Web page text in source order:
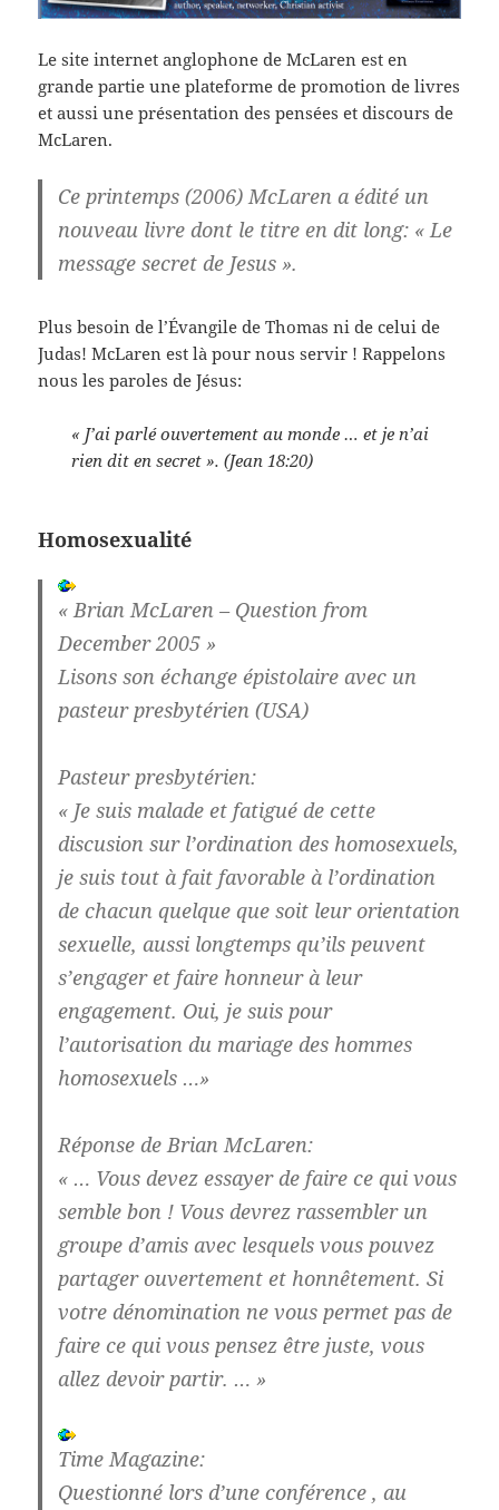
Le site internet anglophone de McLaren est en
grande partie une plateforme de promotion de livres
et aussi une présentation des pensées et discours de
McLaren.
Ce printemps (2006) McLaren a édité un
nouveau livre dont le titre en dit long: « Le
message secret de Jesus ».
Plus besoin de l’Évangile de Thomas ni de celui de
Judas! McLaren est là pour nous servir ! Rappelons
nous les paroles de Jésus:
« J’ai parlé ouvertement au monde … et je n’ai
rien dit en secret ». (Jean 18:20)
Homosexualité
« Brian McLaren – Question from
December 2005 »
Lisons son échange épistolaire avec un
pasteur presbytérien (USA)
Pasteur presbytérien:
« Je suis malade et fatigué de cette
discusion sur l’ordination des homosexuels,
je suis tout à fait favorable à l’ordination
de chacun quelque que soit leur orientation
sexuelle, aussi longtemps qu’ils peuvent
s’engager et faire honneur à leur
engagement. Oui, je suis pour
l’autorisation du mariage des hommes
homosexuels …»
Réponse de Brian McLaren:
« … Vous devez essayer de faire ce qui vous
semble bon ! Vous devrez rassembler un
groupe d’amis avec lesquels vous pouvez
partager ouvertement et honnêtement. Si
votre dénomination ne vous permet pas de
faire ce qui vous pensez être juste, vous
allez devoir partir. … »
Time Magazine:
Questionné lors d’une conférence , au